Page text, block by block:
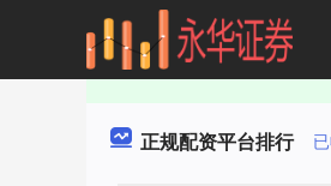
正规配资平台排行